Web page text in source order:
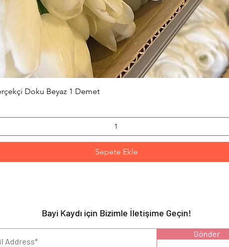
Doku Beyaz 1 Demet
Sepete Ekle
:
Bayi Kaydı için Bizimle İletişime Geçin!
Gönder